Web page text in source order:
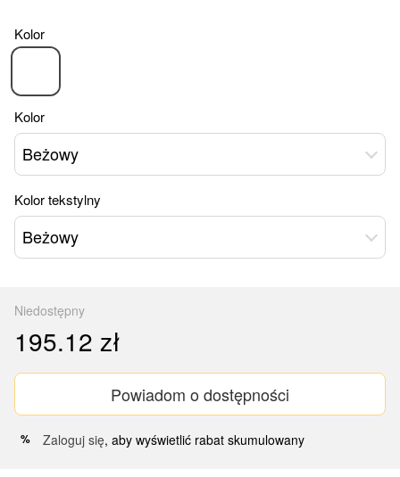
Kolor
Kolor
Beżowy
Kolor tekstylny
Beżowy
Niedostępny
195.12 zł
Powiadom o dostępności
% Zaloguj się, aby wyświetlić rabat skumulowany